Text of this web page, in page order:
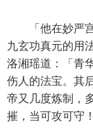
「他在妙严宫
九玄功真元的用
洛湘瑶道：「青
伤人的法宝。其
帝又几度炼制，
摧，当可攻可守！